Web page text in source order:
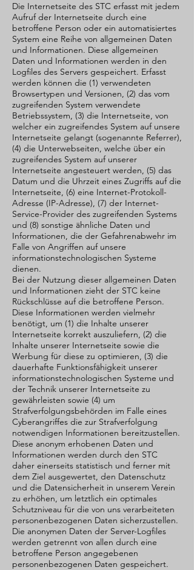
Die Internetseite des STC erfasst mit jedem
Aufruf der Internetseite durch eine
betroffene Person oder ein automatisiertes
System eine Reihe von allgemeinen Daten
und Informationen. Diese allgemeinen
Daten und Informationen werden in den
Logfiles des Servers gespeichert. Erfasst
werden können die (1) verwendeten
Browsertypen und Versionen, (2) das vom
zugreifenden System verwendete
Betriebssystem, (3) die Internetseite, von
welcher ein zugreifendes System auf unsere
Internetseite gelangt (sogenannte Referrer),
(4) die Unterwebseiten, welche über ein
zugreifendes System auf unserer
Internetseite angesteuert werden, (5) das
Datum und die Uhrzeit eines Zugriffs auf die
Internetseite, (6) eine Internet-Protokoll-
Adresse (IP-Adresse), (7) der Internet-
Service-Provider des zugreifenden Systems
und (8) sonstige ähnliche Daten und
Informationen, die der Gefahrenabwehr im
Falle von Angriffen auf unsere
informationstechnologischen Systeme
dienen.
Bei der Nutzung dieser allgemeinen Daten
und Informationen zieht der STC keine
Rückschlüsse auf die betroffene Person.
Diese Informationen werden vielmehr
benötigt, um (1) die Inhalte unserer
Internetseite korrekt auszuliefern, (2) die
Inhalte unserer Internetseite sowie die
Werbung für diese zu optimieren, (3) die
dauerhafte Funktionsfähigkeit unserer
informationstechnologischen Systeme und
der Technik unserer Internetseite zu
gewährleisten sowie (4) um
Strafverfolgungsbehörden im Falle eines
Cyberangriffes die zur Strafverfolgung
notwendigen Informationen bereitzustellen.
Diese anonym erhobenen Daten und
Informationen werden durch den STC
daher einerseits statistisch und ferner mit
dem Ziel ausgewertet, den Datenschutz
und die Datensicherheit in unserem Verein
zu erhöhen, um letztlich ein optimales
Schutzniveau für die von uns verarbeiteten
personenbezogenen Daten sicherzustellen.
Die anonymen Daten der Server-Logfiles
werden getrennt von allen durch eine
betroffene Person angegebenen
personenbezogenen Daten gespeichert.